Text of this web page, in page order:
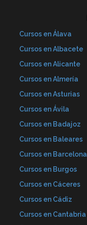
Cursos en Álava
Cursos en Albacete
Cursos en Alicante
Cursos en Almería
Cursos en Asturias
Cursos en Ávila
Cursos en Badajoz
Cursos en Baleares
Cursos en Barcelona
Cursos en Burgos
Cursos en Cáceres
Cursos en Cádiz
Cursos en Cantabria